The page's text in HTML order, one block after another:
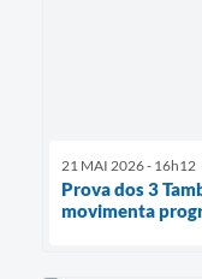
21 MAI 2026 - 16h12
Prova dos 3
movimenta